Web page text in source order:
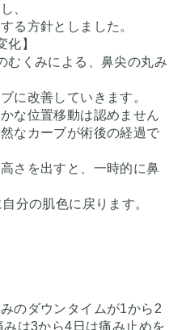
、
る方針としました。
化】
むくみによる、鼻尖の丸み
に改善していきます。
な位置移動は認めません
なカーブが術後の経過で
さを出すと、一時的に鼻
分の肌色に戻ります。
のダウンタイムが1から2
は3から4日は痛み止めを